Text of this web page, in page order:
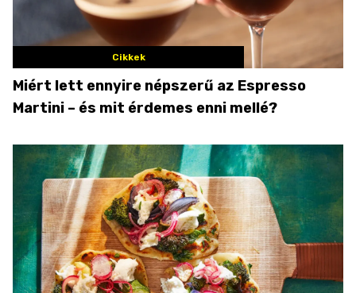
Cikkek
Miért lett ennyire népszerű az Espresso
Martini – és mit érdemes enni mellé?